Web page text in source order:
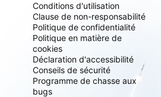
Conditions d'utilisation
Clause de non-responsabilité
Politique de confidentialité
Politique en matière de
cookies
Déclaration d'accessibilité
Conseils de sécurité
Programme de chasse aux
bugs